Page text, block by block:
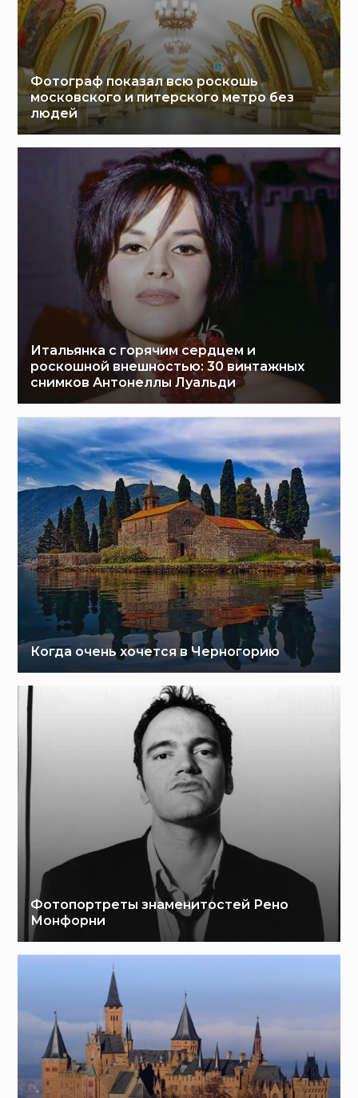
Фотограф показал всю роскошь
московского и питерского метро без
людей
Итальянка с горячим сердцем и
роскошной внешностью: 30 винтажных
снимков Антонеллы Луальди
Когда очень хочется в Черногорию
Фотопортреты знаменитостей Рено
Монфорни